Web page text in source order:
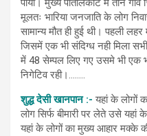
पाया। मुख्य पातालकोट में तीन
मूलतः भारिया जनजाति के लोग
सामान्य मौत ही हुई थी। पहली
जिसमें एक भी संदिग्ध नही मिला
में 48 सेम्पल लिए गए उसमे भी एक भी
निगेटिव रही।……..
शुद्ध देसी खानपान :-यहां के लोगों
लोग सिर्फ बीमारी पर लेते उसे यहां
यहां के लोगों का मुख्य आहार मक्के